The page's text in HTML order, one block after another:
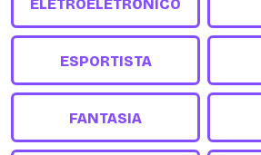
ELETROELETRÔNICO
ESPORTISTA
FANTASIA